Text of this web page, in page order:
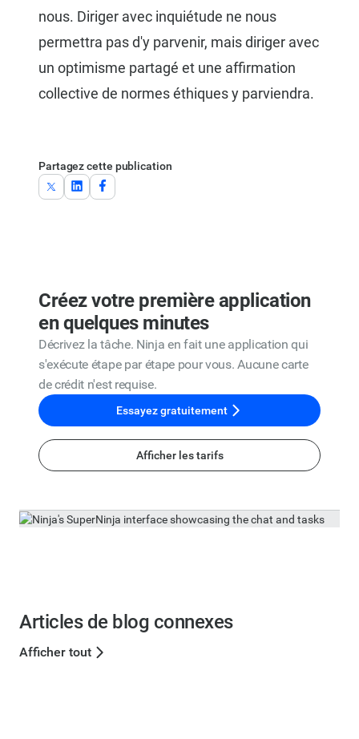
nous. Diriger avec inquiétude ne nous
permettra pas d'y parvenir, mais diriger avec
un optimisme partagé et une affirmation
collective de normes éthiques y parviendra.
Partagez cette publication
Créez votre première application
en quelques minutes
Décrivez la tâche. Ninja en fait une application qui
s'exécute étape par étape pour vous. Aucune carte
de crédit n'est requise.
Essayez gratuitement
Afficher les tarifs
Articles de blog connexes
Afficher tout